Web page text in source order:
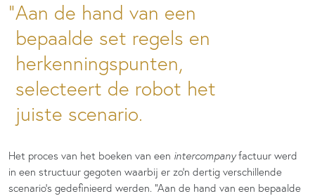
Aan de hand van een
bepaalde set regels en
herkenningspunten,
selecteert de robot het
juiste scenario.
Het proces van het boeken van een intercompanyfactuur werd
in een structuur gegoten waarbij er zo’n dertig verschillende
scenario’s gedefinieerd werden. “Aan de hand van een bepaalde